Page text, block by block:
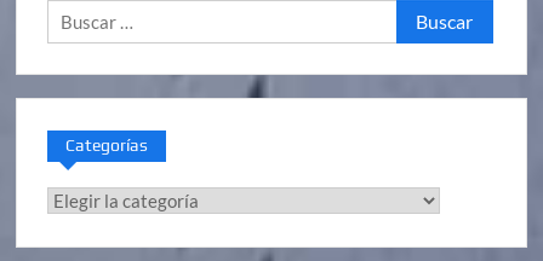
Buscar:
Categorías
Categorías